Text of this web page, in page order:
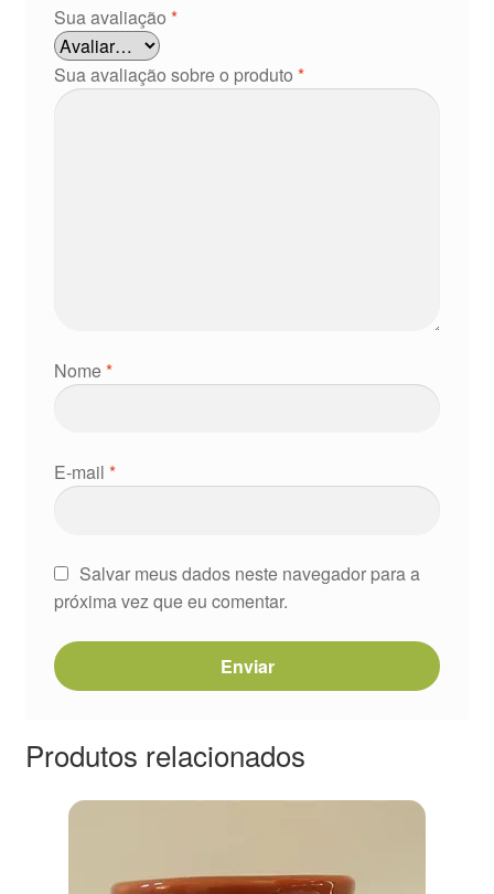
Sua avaliação *
Sua avaliação sobre o produto *
Nome*
E-mail *
Salvar meus dados neste navegador para a
próxima vez que eu comentar.
Produtos relacionados